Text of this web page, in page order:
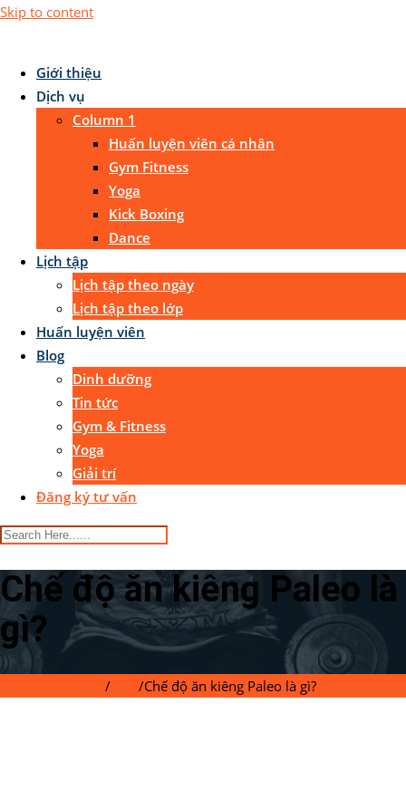
Skip to content
Giới thiệu
Dịch vụ
Column 1
Huấn luyện viên cá nhân
Gym Fitness
Yoga
Kick Boxing
Dance
Lịch tập
Lịch tập theo ngày
Lịch tập theo lớp
Huấn luyện viên
Blog
Dinh dưỡng
Tin tức
Gym & Fitness
Yoga
Giải trí
Đăng ký tư vấn
Chế độ ăn kiêng Paleo là
gì?
/ /Chế độ ăn kiêng Paleo là gì?